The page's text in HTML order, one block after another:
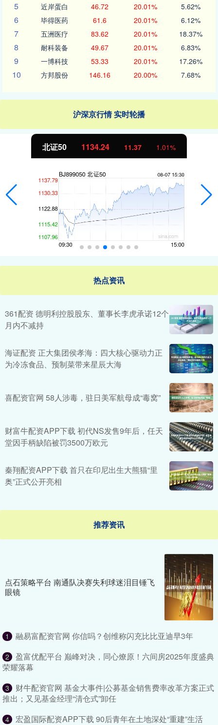
5 近岸蛋白 46.72 20.01% 5.62%
6 毕得医药 61.6 20.01% 6.12%
7 五洲医疗 83.62 20.01% 18.37%
8 耐科装备 49.67 20.01% 6.83%
9 一博科技 53.33 20.01% 17.26%
10 方邦股份 146.16 20.00% 7.68%
沪深京行情 实时轮播
北证50 1134.24 11.37 1.01%
热点资讯
361配资 德明利控股股东、董事长李虎承诺12个
月内不减持
海证配资 正大集团侯孝海：四大核心驱动力正
为冷冻食品、预制菜带来星辰大海
喜配资官网 58人涉毒，驻日美军航母成“毒窝”
财富牛配资APP下载 初代NS发售9年后，任天
堂因手柄缺陷被罚3500万欧元
秦翔配资APP下载 首只在印尼出生大熊猫“里
奥”正式公开亮相
推荐资讯
点石策略平台 南通队决赛失利球迷泪目锤飞
眼镜
1 融易富配资官网 你信吗？创维称闪充比比亚迪早3年
2
盈富优配平台 巅峰对决，同心燎原！六间房2025年度盛典
荣耀落幕
3
财牛配资官网 基金大事件|公募基金销售费率改革方案正式
推出；又见基金经理“清仓式”卸任
4 宏盈国际配资APP下载 90后青年在土地深处“重建”生活